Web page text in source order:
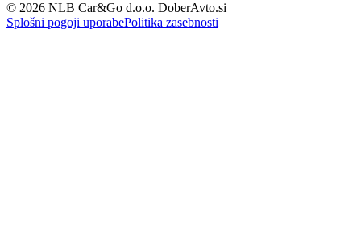
© 2026 NLB Car&Go d.o.o. DoberAvto.si
Splošni pogoji uporabePolitika zasebnosti